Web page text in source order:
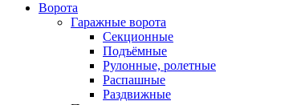
Ворота
Гаражные ворота
Секционные
Подъёмные
Рулонные, ролетные
Распашные
Раздвижные